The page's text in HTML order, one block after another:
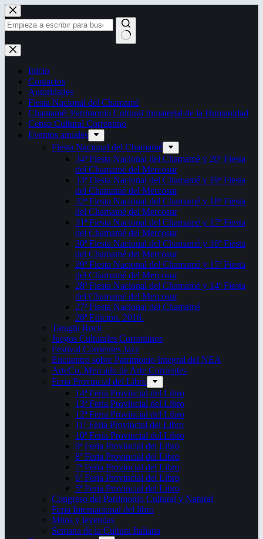
Saltar
al
contenido
Sin
resultados
Inicio
Contactos
Autoridades
Fiesta Nacional del Chamamé
Chamamé: Patrimonio Cultural Inmaterial de la Humanidad
Censo Cultural Correntino
Eventos anuales
Fiesta Nacional del Chamamé
34ª Fiesta Nacional del Chamamé y 20ª Fiesta
del Chamamé del Mercosur
33ª Fiesta Nacional del Chamamé y 19ª Fiesta
del Chamamé del Mercosur
32ª Fiesta Nacional del Chamamé y 18ª Fiesta
del Chamamé del Mercosur
31ª Fiesta Nacional del Chamamé y 17ª Fiesta
del Chamamé del Mercosur
30ª Fiesta Nacional del Chamamé y 16ª Fiesta
del Chamamé del Mercosur
29ª Fiesta Nacional del Chamamé y 15ª Fiesta
del Chamamé del Mercosur
28ª Fiesta Nacional del Chamamé y 14ª Fiesta
del Chamamé del Mercosur
27ª Fiesta Nacional del Chamamé
26ª Edición. 2016.
Taragüi Rock
Juegos Culturales Correntinos
Festival Corrientes Jazz
Encuentro sobre Patrimonio Integral del NEA
ArteCo. Mercado de Arte Corrientes
Feria Provincial del Libro
14ª Feria Provincial del Libro
13ª Feria Provincial del Libro
12ª Feria Provincial del Libro
11ª Feria Provincial del Libro
10ª Feria Provincial del Libro
9ª Feria Provincial del Libro
8ª Feria Provincial del Libro
7ª Feria Provincial del Libro
6ª Feria Provincial del Libro
5ª Feria Provincial del Libro
Congreso del Patrimonio Cultural y Natural
Feria Internacional del libro
Mitos y leyendas
Semana de la Cultura Italiana